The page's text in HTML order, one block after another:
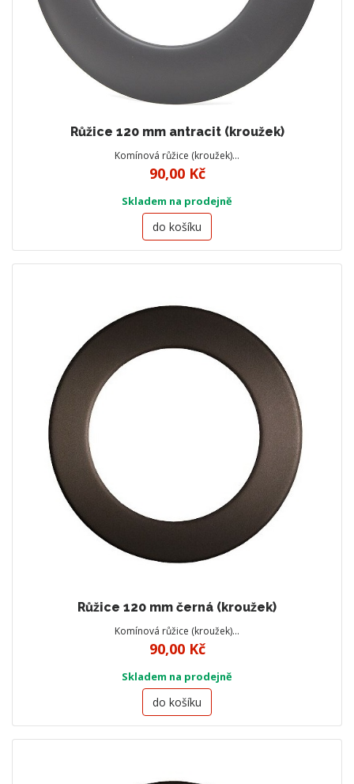
Růžice 120 mm antracit (kroužek)
Komínová růžice (kroužek)…
90,00 Kč
Skladem na prodejně
do košíku
Růžice 120 mm černá (kroužek)
Komínová růžice (kroužek)…
90,00 Kč
Skladem na prodejně
do košíku